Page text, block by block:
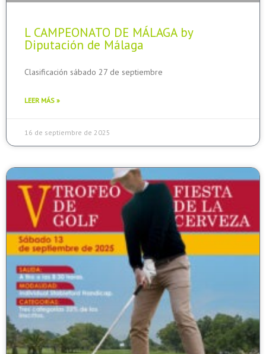
L CAMPEONATO DE MÁLAGA by
Diputación de Málaga
Clasificación sábado 27 de septiembre
LEER MÁS »
16 de septiembre de 2025